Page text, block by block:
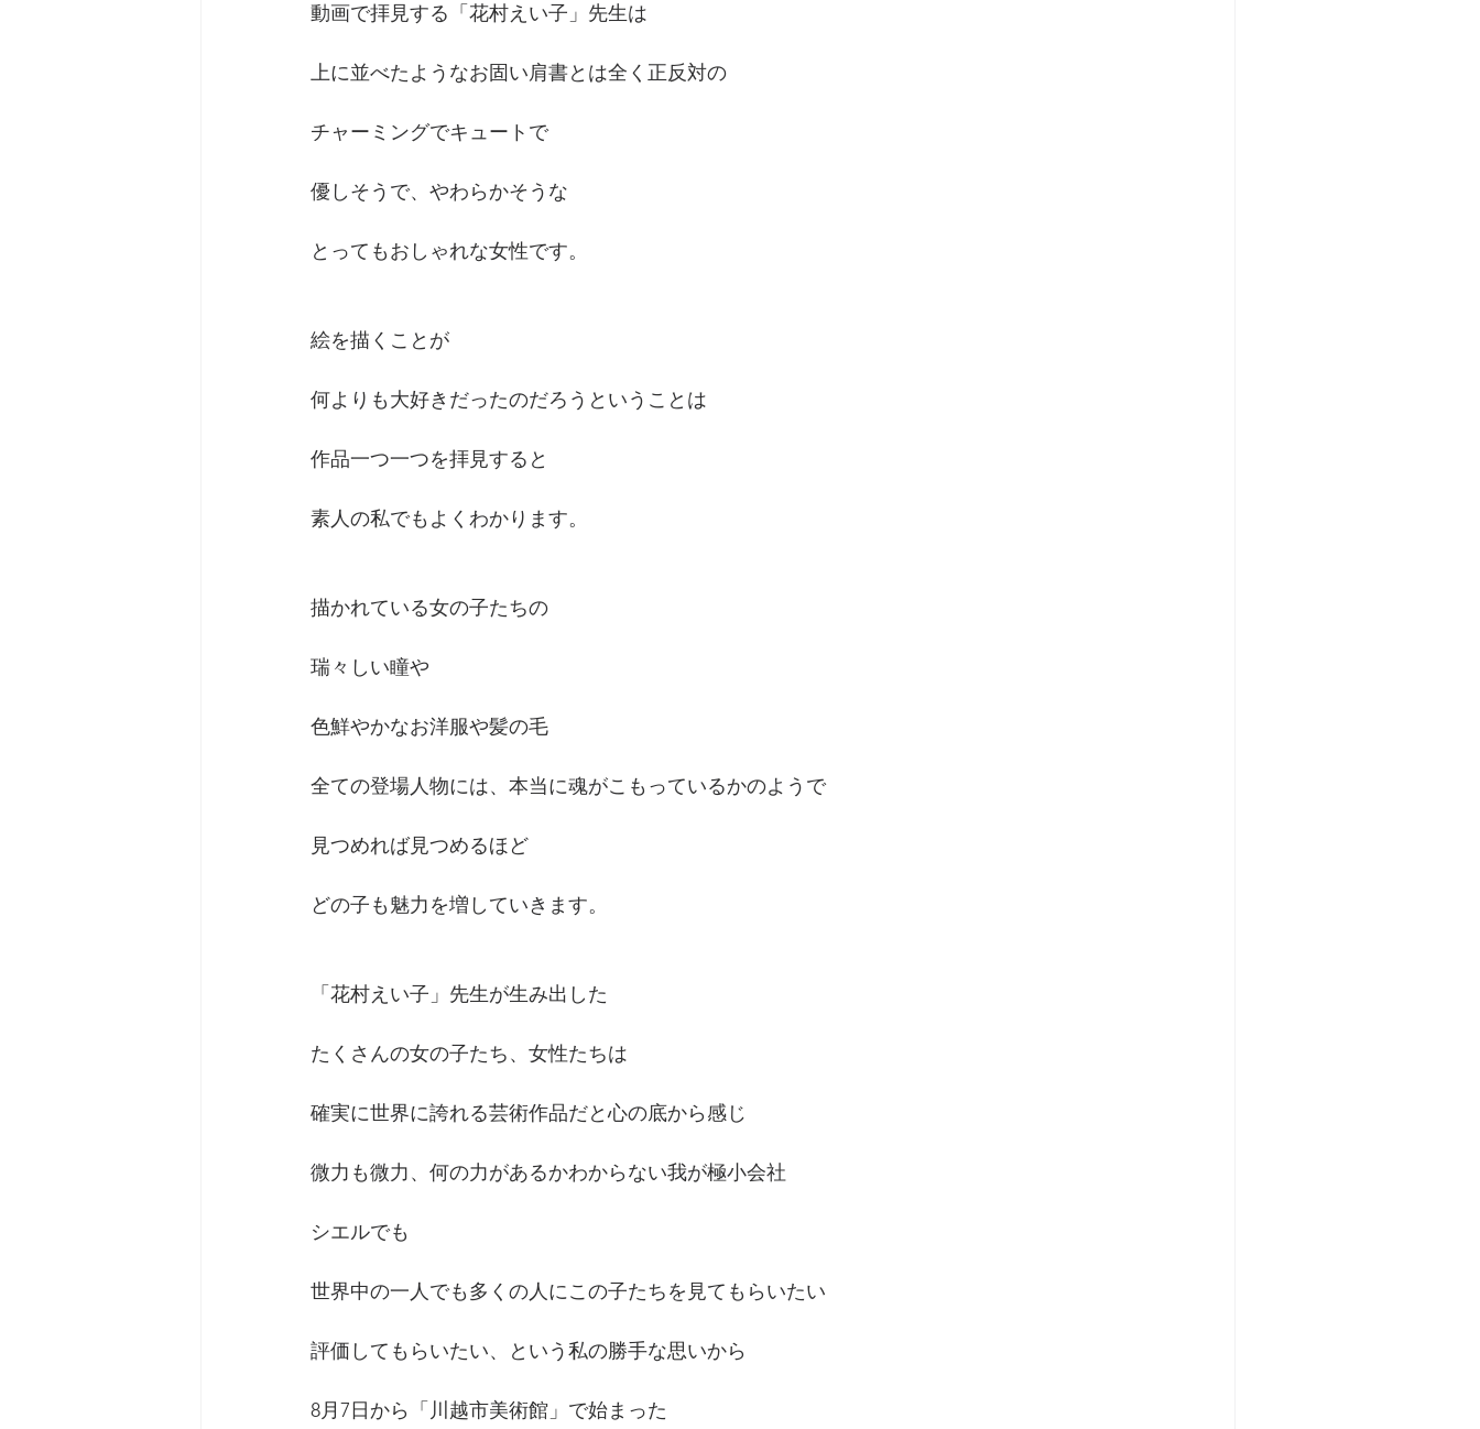
動画で拝見する「花村えい子」先生は
上に並べたようなお固い肩書とは全く正反対の
チャーミングでキュートで
優しそうで、やわらかそうな
とってもおしゃれな女性です。
絵を描くことが
何よりも大好きだったのだろうということは
作品一つ一つを拝見すると
素人の私でもよくわかります。
描かれている女の子たちの
瑞々しい瞳や
色鮮やかなお洋服や髪の毛
全ての登場人物には、本当に魂がこもっているかのようで
見つめれば見つめるほど
どの子も魅力を増していきます。
「花村えい子」先生が生み出した
たくさんの女の子たち、女性たちは
確実に世界に誇れる芸術作品だと心の底から感じ
微力も微力、何の力があるかわからない我が極小会社
シエルでも
世界中の一人でも多くの人にこの子たちを見てもらいたい
評価してもらいたい、という私の勝手な思いから
8月7日から「川越市美術館」で始まった